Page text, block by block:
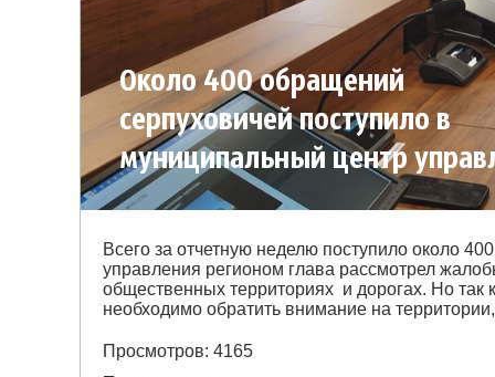
Около 400 обращений
серпуховичей поступило в
муниципальный центр
регионом
Всего за отчетную неделю поступило около
управления регионом глава рассмотрел
общественных территориях и дорогах. Но так
необходимо обратить внимание на
Просмотров: 4165